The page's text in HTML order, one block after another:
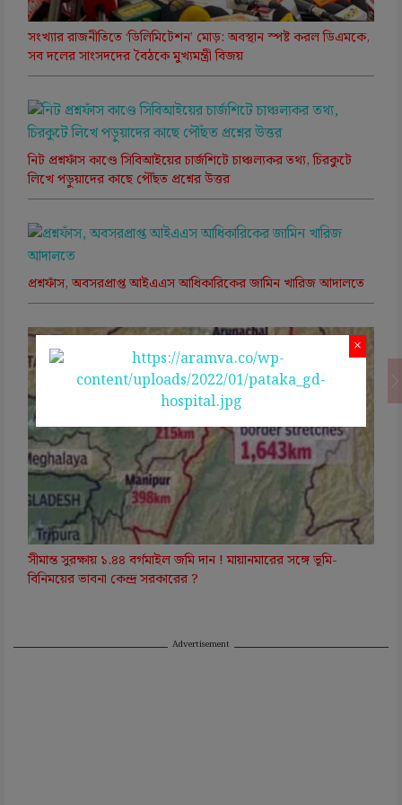
সংখ্যার রাজনীতিতে ‘ডিলিমিটেশন’ মোড়: অবস্থান স্পষ্ট করল ডিএমকে,
সব দলের সাংসদদের বৈঠকে মুখ্যমন্ত্রী বিজয়
নিট প্রশ্নফাঁস কাণ্ডে সিবিআইয়ের চার্জশিটে চাঞ্চল্যকর তথ্য, চিরকুটে
লিখে পড়ুয়াদের কাছে পৌঁছত প্রশ্নের উত্তর
প্রশ্নফাঁস, অবসরপ্রাপ্ত আইএএস আধিকারিকের জামিন খারিজ আদালতে
সীমান্ত সুরক্ষায় ১.৪৪ বর্গমাইল জমি দান ! মায়ানমারের সঙ্গে ভূমি-
বিনিময়ের ভাবনা কেন্দ্র সরকারের ?
Advertisement
×